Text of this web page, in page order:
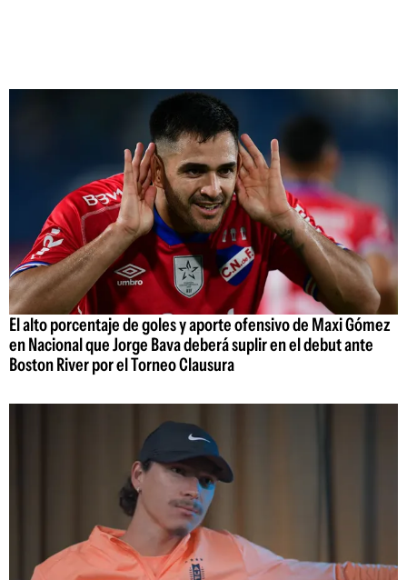
El alto porcentaje de goles y aporte ofensivo de Maxi Gómez
en Nacional que Jorge Bava deberá suplir en el debut ante
Boston River por el Torneo Clausura